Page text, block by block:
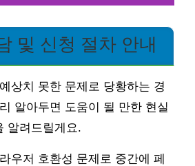
및 신청 절차 안내
상치 못한 문제로 당황하는 경
알아두면 도움이 될 만한 현실
알려드릴게요.
우저 호환성 문제로 중간에 페